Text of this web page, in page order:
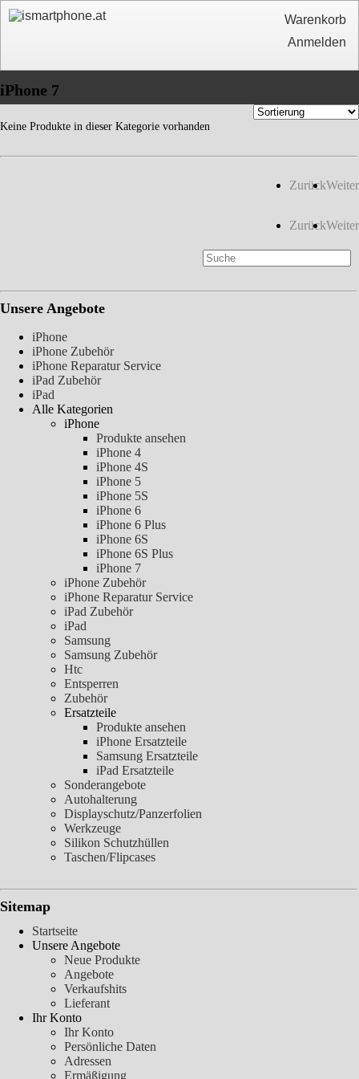
Warenkorb
Anmelden
iPhone 7
Keine Produkte in dieser Kategorie vorhanden
ZurückWeiter
ZurückWeiter
Unsere Angebote
iPhone
iPhone Zubehör
iPhone Reparatur Service
iPad Zubehör
iPad
Alle Kategorien
iPhone
Produkte ansehen
iPhone 4
iPhone 4S
iPhone 5
iPhone 5S
iPhone 6
iPhone 6 Plus
iPhone 6S
iPhone 6S Plus
iPhone 7
iPhone Zubehör
iPhone Reparatur Service
iPad Zubehör
iPad
Samsung
Samsung Zubehör
Htc
Entsperren
Zubehör
Ersatzteile
Produkte ansehen
iPhone Ersatzteile
Samsung Ersatzteile
iPad Ersatzteile
Sonderangebote
Autohalterung
Displayschutz/Panzerfolien
Werkzeuge
Silikon Schutzhüllen
Taschen/Flipcases
Sitemap
Startseite
Unsere Angebote
Neue Produkte
Angebote
Verkaufshits
Lieferant
Ihr Konto
Ihr Konto
Persönliche Daten
Adressen
Ermäßigung